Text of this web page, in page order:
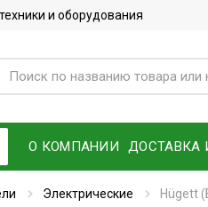
и оборудования
О КОМПАНИИ ДОСТАВКА
Электрические Hügett